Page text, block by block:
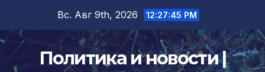
содержимому
Вс. Авг 9th, 2026 12:27:46 PM
Политика и новости |